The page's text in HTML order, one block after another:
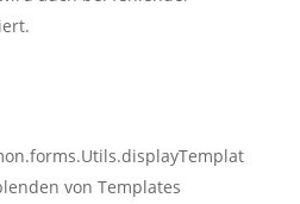
von Templates